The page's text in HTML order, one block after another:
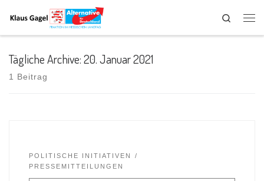
Search
Tägliche Archive:20. Januar 2021
1 Beitrag
POLITISCHE INITIATIVEN
PRESSEMITTEILUNGEN